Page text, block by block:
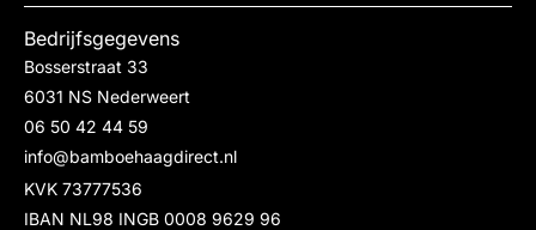
Bedrijfsgegevens
Bosserstraat 33
6031 NS Nederweert
06 50 42 44 59
info@bamboehaagdirect.nl
KVK 73777536
IBAN NL98 INGB 0008 9629 96